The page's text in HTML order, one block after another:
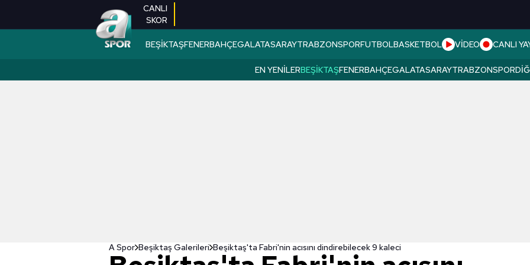
CANLI
SKOR
BEŞİKTAŞFENERBAHÇEGALATASARAYTRABZONSPORFUTBOLBASKETBOL VİDEO CANLI
EN YENILERBEŞIKTAŞFENERBAHÇEGALATASARAYTRABZONSPOR
A Spor Beşiktaş Galerileri Beşiktaş'ta Fabri'nin acısını dindirebilecek 9 kaleci